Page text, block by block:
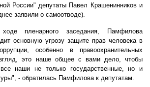
России" депутаты Павел Крашенинников и
заявили о самоотводе).
пленарного заседания, Памфилова
основную угрозу защите прав человека в
особенно в правоохранительных
это наше общее с вами дело, чтобы
все наши не только государственные, но и
- обратилась Памфилова к депутатам.